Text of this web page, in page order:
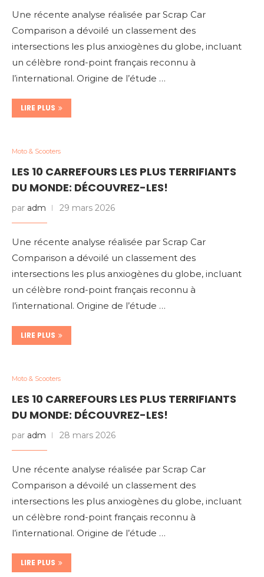
Une récente analyse réalisée par Scrap Car
Comparison a dévoilé un classement des
intersections les plus anxiogènes du globe, incluant
un célèbre rond-point français reconnu à
l’international. Origine de l’étude …
LIRE PLUS
Moto & Scooters
LES 10 CARREFOURS LES PLUS TERRIFIANTS
DU MONDE: DÉCOUVREZ-LES!
par adm 29 mars 2026
Une récente analyse réalisée par Scrap Car
Comparison a dévoilé un classement des
intersections les plus anxiogènes du globe, incluant
un célèbre rond-point français reconnu à
l’international. Origine de l’étude …
LIRE PLUS
Moto & Scooters
LES 10 CARREFOURS LES PLUS TERRIFIANTS
DU MONDE: DÉCOUVREZ-LES!
par adm 28 mars 2026
Une récente analyse réalisée par Scrap Car
Comparison a dévoilé un classement des
intersections les plus anxiogènes du globe, incluant
un célèbre rond-point français reconnu à
l’international. Origine de l’étude …
LIRE PLUS